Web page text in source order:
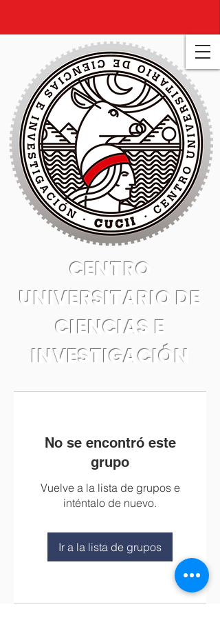
CENTRO
UNIVERSITARIO DE
CIENCIAS E
INVESTIGACIÓN
No se encontró este
grupo
Vuelve a la lista de grupos e
inténtalo de nuevo.
Ir a la lista de grupos